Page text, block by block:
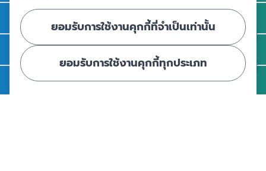
ข่าวและสื่อประชาสัมพันธ์
รู้จัก สคฝ.
ติดต่อ สคฝ.
ยอมรับการใช้งานคุกกี้ที่จำเป็นเท่านั้น
ยอมรับการใช้งานคุกกี้ทุกประเภท